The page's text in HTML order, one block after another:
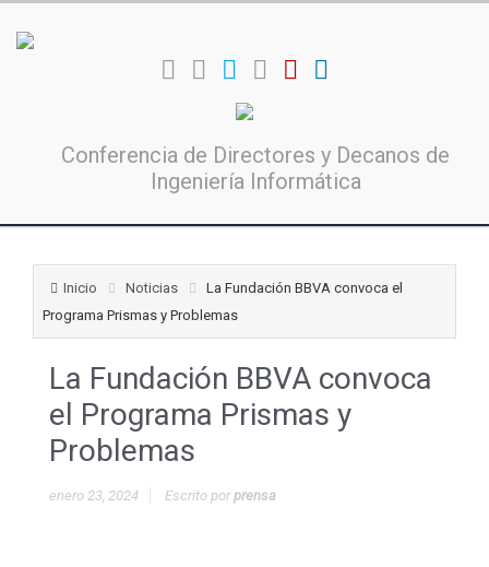
Conferencia de Directores y Decanos de
Ingeniería Informática
Inicio Noticias
La Fundación BBVA convoca el
Programa Prismas y Problemas
La Fundación BBVA convoca
el Programa Prismas y
Problemas
enero 23, 2024 Escrito porprensa